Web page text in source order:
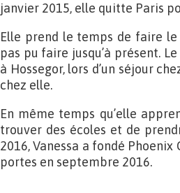
janvier 2015, elle quitte Paris
Elle prend le temps de faire le
pas pu faire jusqu’à présent.
à Hossegor, lors d’un séjour
chez elle.
En même temps qu’elle
trouver des écoles et de
2016, Vanessa a fondé
portes en septembre 2016.